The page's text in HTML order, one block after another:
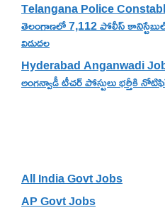
Telangana Police
తెలంగాణలో 7,112 పోలీస్
విడుదల
Hyderabad Anganwadi
అంగన్వాడీ టీచర్ పోస్టులు భర్తీకి
All India Govt Jobs
AP Govt Jobs